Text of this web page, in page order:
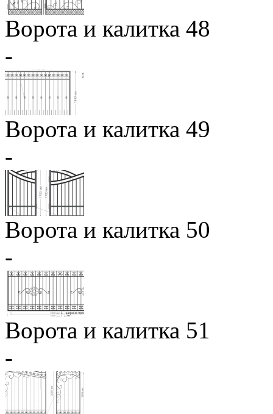
Ворота и калитка 48
-
Ворота и калитка 49
-
Ворота и калитка 50
-
Ворота и калитка 51
-